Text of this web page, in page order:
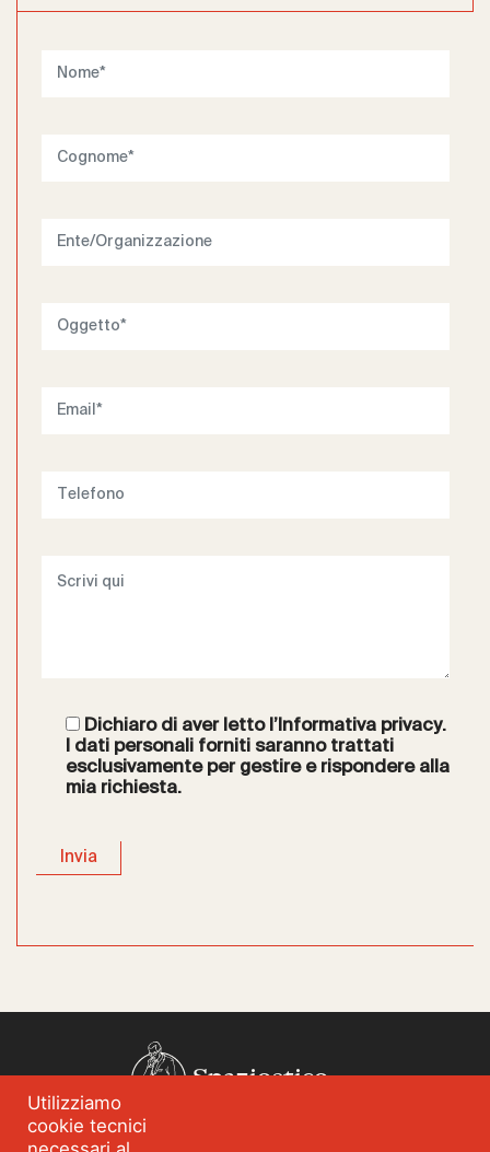
Dichiaro di aver letto l’Informativa privacy.
I dati personali forniti saranno trattati
esclusivamente per gestire e rispondere alla
mia richiesta.
Spazioetico
Chi siamo
Utilizziamo
cookie tecnici